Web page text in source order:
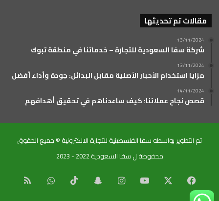
مقالات تم تحديثها
13/11/2024
شركة سفا السعودية للتجارة – خدماتنا في منطقة تبوك
13/11/2024
مزايا استخدام الأحبار الأصلية مقابل البدائل: جودة وأداء أفضل
14/11/2024
قصص نجاح عملائنا: كيف ساعدناهم في تحقيق أهدافهم
تم التطوير بواسطه سفا الفلسطينية للتجارة الالكترونية © جميع الحقوق
محفوظة ل سفا السعودية 2022 - 2023
فيسبوك ‫YouTube انستقرام سناب
‫TikTok واتساب